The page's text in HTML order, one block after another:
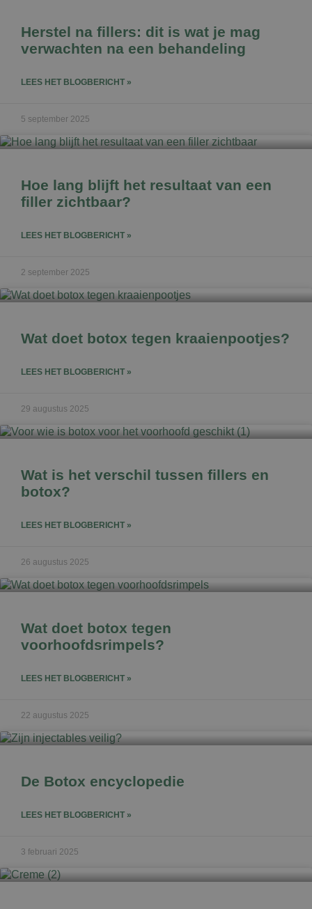
Herstel na fillers: dit is wat je mag
verwachten na een behandeling
LEES HET BLOGBERICHT »
5 september 2025
Hoe lang blijft het resultaat van een
filler zichtbaar?
LEES HET BLOGBERICHT »
2 september 2025
Wat doet botox tegen kraaienpootjes?
LEES HET BLOGBERICHT »
29 augustus 2025
Wat is het verschil tussen fillers en
botox?
LEES HET BLOGBERICHT »
26 augustus 2025
Wat doet botox tegen
voorhoofdsrimpels?
LEES HET BLOGBERICHT »
22 augustus 2025
De Botox encyclopedie
LEES HET BLOGBERICHT »
3 februari 2025